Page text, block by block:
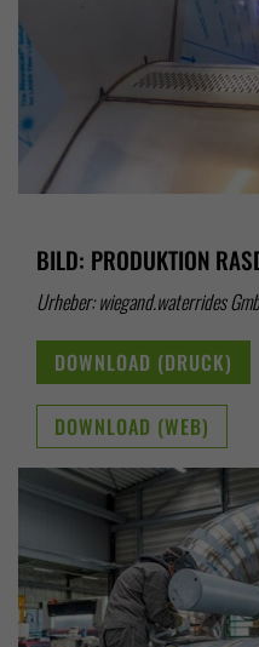
BILD: PRODUKTION
Urheber: wiegand.waterrides
DOWNLOAD (DRUCK)
DOWNLOAD (WEB)